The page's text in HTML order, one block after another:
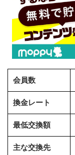
会員数
換金レート
最低交換額
主な交換先